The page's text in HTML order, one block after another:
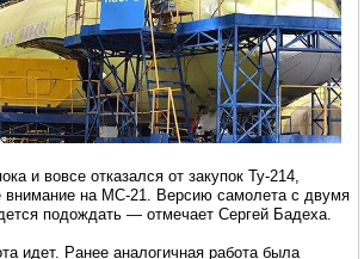
и вовсе отказался от закупок Ту-214,
внимание на МС-21. Версию самолета с двумя
подождать — отмечает Сергей Бадеха.
идет. Ранее аналогичная работа была